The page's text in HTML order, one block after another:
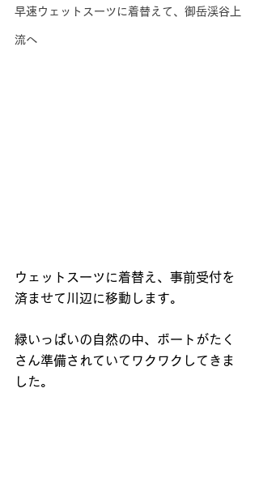
早速ウェットスーツに着替えて、御岳渓谷上
流へ
ウェットスーツに着替え、事前受付を
済ませて川辺に移動します。
緑いっぱいの自然の中、ボートがたく
さん準備されていてワクワクしてきま
した。